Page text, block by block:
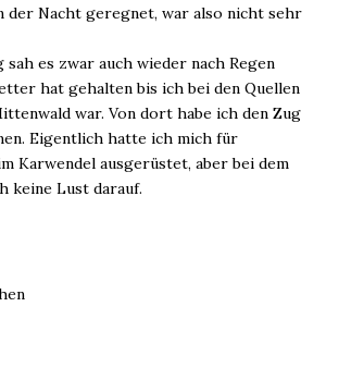
der Nacht geregnet, war also nicht sehr
sah es zwar auch wieder nach Regen
hat gehalten bis ich bei den Quellen
war. Von dort habe ich den Zug
Eigentlich hatte ich mich für
Karwendel ausgerüstet, aber bei dem
keine Lust darauf.